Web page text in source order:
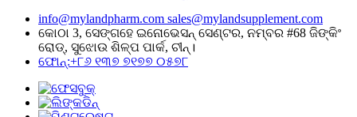
info@mylandpharm.com sales@mylandsupplement.com
କୋଠା 3, ସେଙ୍ଗହେ ଇନୋଭେସନ୍ ସେଣ୍ଟର, ନମ୍ବର #68 ଜିଙ୍କିଂ
ରୋଡ୍, ସୁଝୋଉ ଶିଳ୍ପ ପାର୍କ, ଚୀନ୍।
ଫୋନ୍:+୮୬ ୧୩୭ ୭୧୭୭ ୦୫୭୮